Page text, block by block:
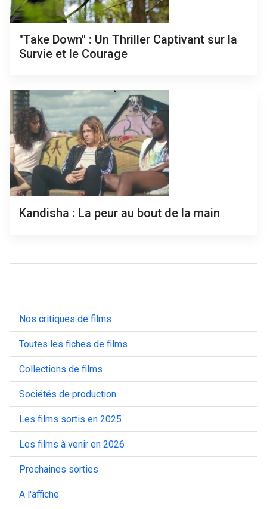
"Take Down" : Un Thriller Captivant sur la
Survie et le Courage
Kandisha : La peur au bout de la main
Nos critiques de films
Toutes les fiches de films
Collections de films
Sociétés de production
Les films sortis en 2025
Les films à venir en 2026
Prochaines sorties
A l'affiche